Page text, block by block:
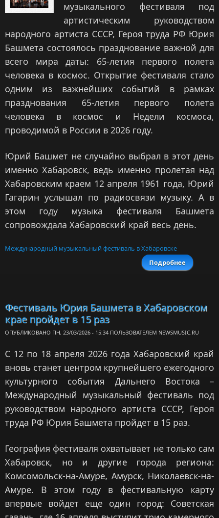
музыкального фестиваля под
артистическим руководством
народного артиста СССР, Героя труда РФ Юрия
Башмета состоялось празднование важной для
всего мира даты: 65-летия первого полета
человека в космос. Открытие фестиваля стало
одним из важнейших событий в рамках
празднования 65-летия первого полета
человека в космос и Недели космоса,
проводимой в России в 2026 году.
Юрий Башмет не случайно выбрал в этот день
именно Хабаровск, ведь именно пролетая над
Хабаровским краем 12 апреля 1961 года, Юрий
Гагарин услышал по радиосвязи музыку. А в
этом году музыка фестиваля Башмета
сопровождала Хабаровский край весь день.
Международный музыкальный фестиваль в Хабаровске
Подробнее
о Юрий
Фестиваль Юрия Башмета в Хабаровском
крае пройдет в 15 раз
ОПУБЛИКОВАНО ПН, 23/03/2026 - 15:34 ПОЛЬЗОВАТЕЛЕМ NEWSMUSIC.RU
С 12 по 18 апреля 2026 года Хабаровский край
вновь станет центром крупнейшего ежегодного
культурного события Дальнего Востока –
Международный музыкальный фестиваль под
руководством народного артиста СССР, Героя
труда РФ Юрия Башмета пройдет в 15 раз.
География фестиваля охватывает не только сам
Хабаровск, но и другие города региона:
Комсомольск-на-Амуре, Амурск, Николаевск-на-
Амуре. В этом году в фестивальную карту
впервые войдет еще один город: Советская